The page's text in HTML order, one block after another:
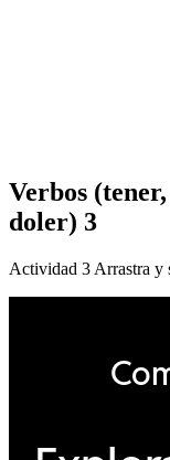
Verbos
doler) 3
Actividad 3 Arrastra y